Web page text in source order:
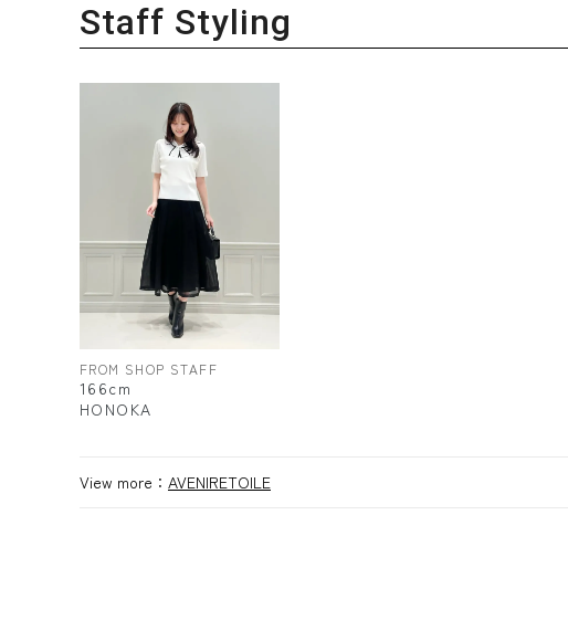
Staff Styling
FROM SHOP STAFF
166cm
HONOKA
View more： AVENIRETOILE